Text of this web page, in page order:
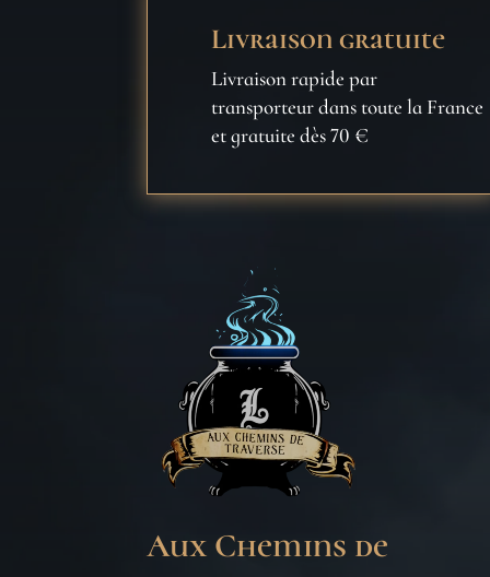
Livraison gratuite
Livraison rapide par
transporteur dans toute la France
et gratuite dès 70 €
Aux Chemins de